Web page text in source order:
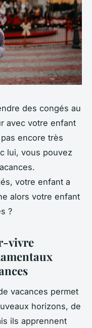
des congés au
avec votre enfant
encore très
lui, vous pouvez
votre enfant a
alors votre enfant
?
vivre
vacances permet
horizons, de
ils apprennent